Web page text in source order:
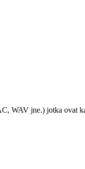
WAV jne.) jotka ovat